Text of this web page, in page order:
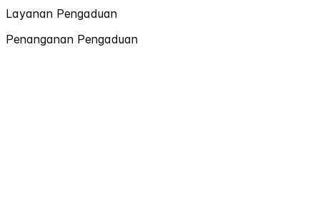
Layanan Pengaduan
Penanganan Pengaduan